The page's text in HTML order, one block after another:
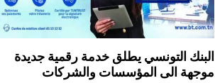
البنك التونسي يطلق خدمة رقمية جديدة
موجهة الى المؤسسات والشركات